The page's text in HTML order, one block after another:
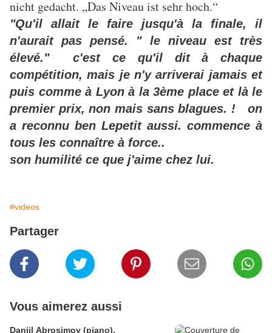
nicht gedacht. „Das Niveau ist sehr hoch.“
"Qu'il allait le faire jusqu'à la finale, il
n'aurait pas pensé. " le niveau est très
élevé." c'est ce qu'il dit à chaque
compétition, mais je n'y arriverai jamais et
puis comme à Lyon à la 3ème place et là le
premier prix, non mais sans blagues. ! on
a reconnu ben Lepetit aussi. commence à
tous les connaître à force..
son humilité ce que j'aime chez lui.
#videos
Partager
Vous aimerez aussi
Daniil Abrosimov (piano).